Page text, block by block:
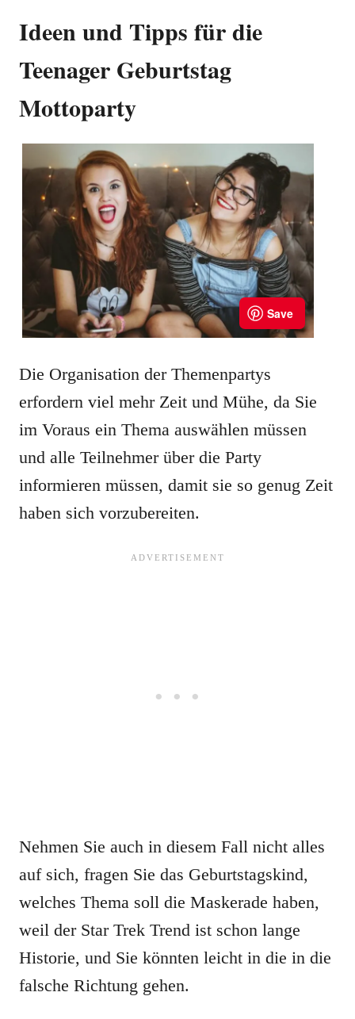
Ideen und Tipps für die
Teenager Geburtstag
Mottoparty
Die Organisation der Themenpartys
erfordern viel mehr Zeit und Mühe, da Sie
im Voraus ein Thema auswählen müssen
und alle Teilnehmer über die Party
informieren müssen, damit sie so genug Zeit
haben sich vorzubereiten.
Nehmen Sie auch in diesem Fall nicht alles
auf sich, fragen Sie das Geburtstagskind,
welches Thema soll die Maskerade haben,
weil der Star Trek Trend ist schon lange
Historie, und Sie könnten leicht in die in die
falsche Richtung gehen.